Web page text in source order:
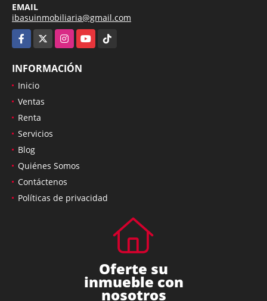
EMAIL
ibasuinmobiliaria@gmail.com
Facebook
InstagramYouTubeTikTok
INFORMACIÓN
Inicio
Ventas
Renta
Servicios
Blog
Quiénes Somos
Contáctenos
Políticas de privacidad
Oferte su
inmueble con
nosotros